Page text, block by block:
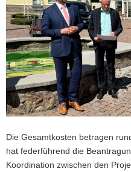
Die Gesamtkosten betragen
hat federführend die
Koordination zwischen den